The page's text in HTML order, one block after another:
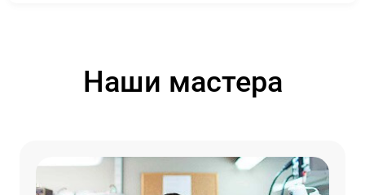
Наши мастера